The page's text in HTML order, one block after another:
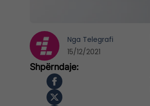
Nga Telegrafi
15/12/2021